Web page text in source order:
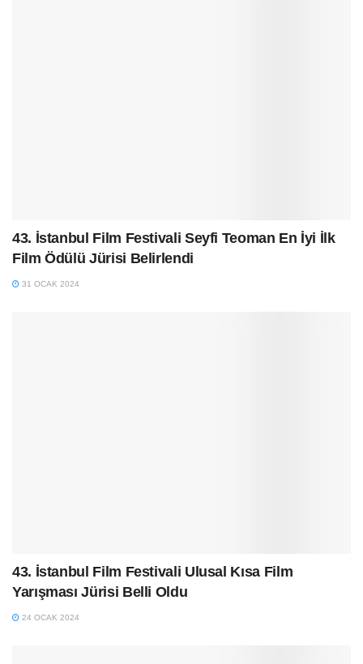
43. İstanbul Film Festivali Seyfi Teoman En İyi İlk
Film Ödülü Jürisi Belirlendi
31 OCAK 2024
43. İstanbul Film Festivali Ulusal Kısa Film
Yarışması Jürisi Belli Oldu
24 OCAK 2024